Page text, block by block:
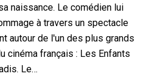
naissance. Le comédien lui
à travers un spectacle
autour de l'un des plus grands
cinéma français : Les Enfants
Le…